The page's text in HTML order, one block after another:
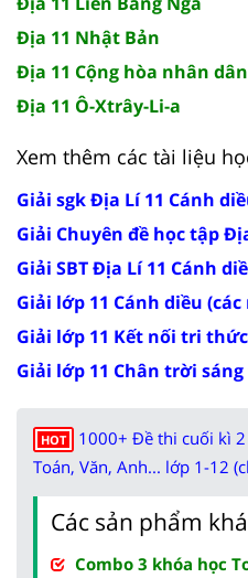
Địa 11 Nhật Bản
Địa 11 Cộng hòa nhân
Địa 11 Ô-Xtrây-Li-a
Xem thêm các tài liệu
Giải sgk Địa Lí 11 Cánh
Giải Chuyên đề học tập
Giải SBT Địa Lí 11 Cánh
Giải lớp 11 Cánh diều
Giải lớp 11 Kết nối tri
Giải lớp 11 Chân trời
HOT
1000+ Đề thi cuối kì
Toán, Văn, Anh... lớp 1-12
Các sản phẩm
Combo 3 khóa học